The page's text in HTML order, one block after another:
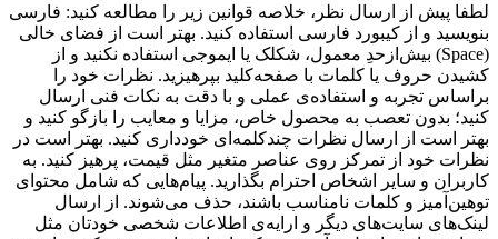
لطفا پیش از ارسال نظر، خلاصه قوانین زیر را مطالعه کنید: فارسی
بنویسید و از کیبورد فارسی استفاده کنید. بهتر است از فضای خالی
(Space) بیش‌از‌حدِ معمول، شکلک یا ایموجی استفاده نکنید و از
کشیدن حروف یا کلمات با صفحه‌کلید بپرهیزید. نظرات خود را
براساس تجربه و استفاده‌ی عملی و با دقت به نکات فنی ارسال
کنید؛ بدون تعصب به محصول خاص، مزایا و معایب را بازگو کنید و
بهتر است از ارسال نظرات چندکلمه‌‌ای خودداری کنید. بهتر است در
نظرات خود از تمرکز روی عناصر متغیر مثل قیمت، پرهیز کنید. به
کاربران و سایر اشخاص احترام بگذارید. پیام‌هایی که شامل محتوای
توهین‌آمیز و کلمات نامناسب باشند، حذف می‌شوند. از ارسال
لینک‌های سایت‌های دیگر و ارایه‌ی اطلاعات شخصی خودتان مثل